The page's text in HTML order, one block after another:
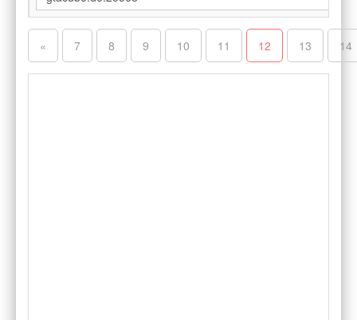
« 7 8 9 10 11 12 13 14